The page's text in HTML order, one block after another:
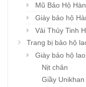
Mũ Bảo Hộ
Giày bảo hộ
Vải Thủy Tinh
Trang bị bảo hộ
Giày bảo hộ
Nịt chân
Giầy